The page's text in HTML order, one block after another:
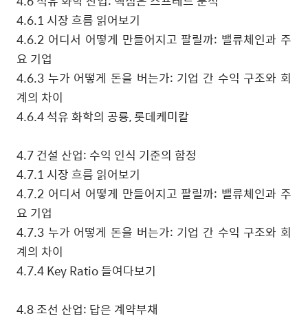
4.6.1 시장 흐름 읽어보기
4.6.2 어디서 어떻게 만들어지고 팔릴까: 밸류체인과 주
요 기업
4.6.3 누가 어떻게 돈을 버는가: 기업 간 수익 구조와 회
계의 차이
4.6.4석유 화학의 공룡,롯데케미칼
4.7건설 산업: 수익 인식 기준의 함정
4.7.1 시장 흐름 읽어보기
4.7.2 어디서 어떻게 만들어지고 팔릴까: 밸류체인과 주
요 기업
4.7.3 누가 어떻게 돈을 버는가: 기업 간 수익 구조와 회
계의 차이
4.7.4 Key Ratio들여다보기
4.8조선 산업: 답은 계약부채